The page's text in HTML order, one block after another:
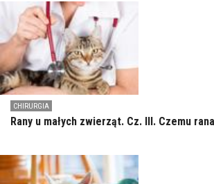
CHIRURGIA
Rany u małych zwierząt. Cz. III. Czemu